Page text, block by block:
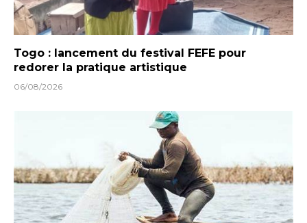
Togo : lancement du festival FEFE pour
redorer la pratique artistique
06/08/2026